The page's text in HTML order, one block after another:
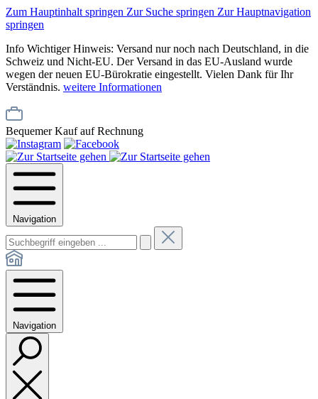
Zum Hauptinhalt springen Zur Suche springen Zur Hauptnavigation
springen
Info Wichtiger Hinweis: Versand nur noch nach Deutschland, in die
Schweiz und Nicht-EU. Der Versand in das EU-Ausland wurde
wegen der neuen EU-Bürokratie eingestellt. Vielen Dank für Ihr
Verständnis. weitere Informationen
Bequemer Kauf auf Rechnung
Navigation
Navigation